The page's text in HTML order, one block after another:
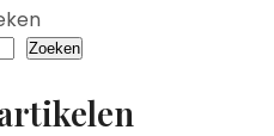
Zoeken